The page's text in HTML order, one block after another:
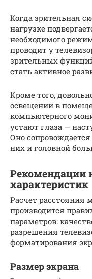
Когда зрительная
нагрузке
необходимого
проводит у
зрительных
стать активное
Кроме того,
освещении в
компьютерного
устают глаза —
Оно
них и головной
Рекомендации
характеристик
Расчет расстояния
производится
параметров:
разрешения
форматирования
Размер экрана